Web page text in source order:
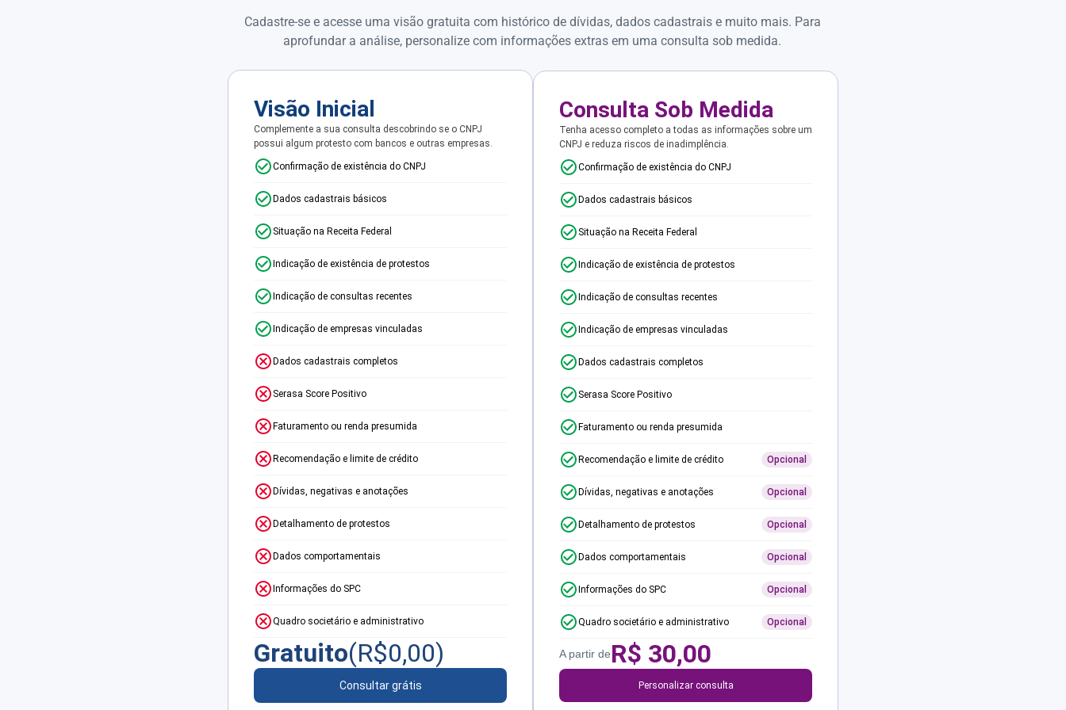
Cadastre-se e acesse uma visão gratuita com histórico de dívidas, dados cadastrais e muito mais. Para
aprofundar a análise, personalize com informações extras em uma consulta sob medida.
Visão Inicial
Complemente a sua consulta descobrindo se o CNPJ
possui algum protesto com bancos e outras empresas.
Confirmação de existência do CNPJ
Dados cadastrais básicos
Situação na Receita Federal
Indicação de existência de protestos
Indicação de consultas recentes
Indicação de empresas vinculadas
Dados cadastrais completos
Serasa Score Positivo
Faturamento ou renda presumida
Recomendação e limite de crédito
Dívidas, negativas e anotações
Detalhamento de protestos
Dados comportamentais
Informações do SPC
Quadro societário e administrativo
Gratuito(R$0,00)
Consultar grátis
Consulta Sob Medida
Tenha acesso completo a todas as informações sobre um
CNPJ e reduza riscos de inadimplência.
Confirmação de existência do CNPJ
Dados cadastrais básicos
Situação na Receita Federal
Indicação de existência de protestos
Indicação de consultas recentes
Indicação de empresas vinculadas
Dados cadastrais completos
Serasa Score Positivo
Faturamento ou renda presumida
Recomendação e limite de crédito Opcional
Dívidas, negativas e anotações Opcional
Detalhamento de protestos Opcional
Dados comportamentais Opcional
Informações do SPC Opcional
Quadro societário e administrativo Opcional
A partir deR$ 30,00
Personalizar consulta